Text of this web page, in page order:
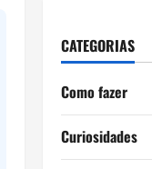
CATEGORIAS
Como fazer
Curiosidades